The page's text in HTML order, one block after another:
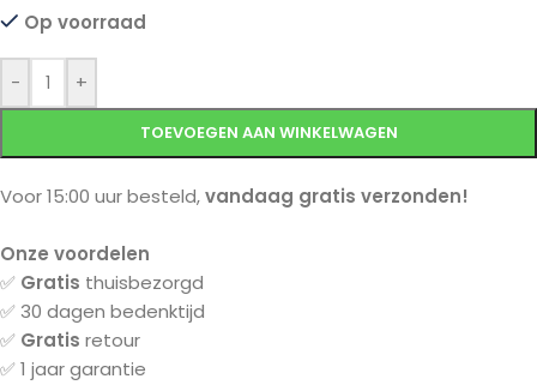
Op voorraad
- +
TOEVOEGEN AAN WINKELWAGEN
Voor 15:00 uur besteld,vandaag gratis verzonden!
Onze voordelen
✅ Gratis thuisbezorgd
✅ 30 dagen bedenktijd
✅ Gratis retour
✅ 1 jaar garantie